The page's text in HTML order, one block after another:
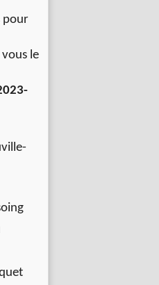
pour
le